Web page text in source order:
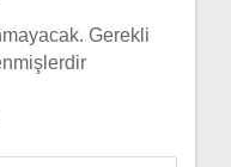
Gerekli